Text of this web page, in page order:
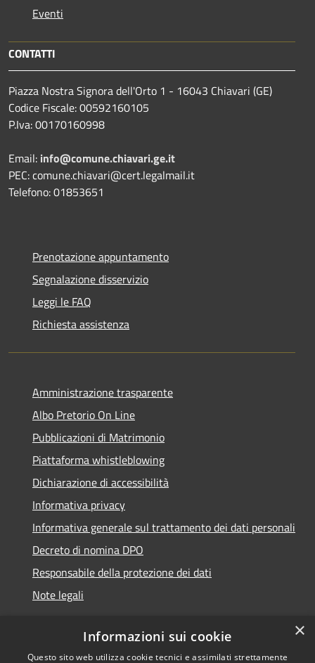
Eventi
CONTATTI
Piazza Nostra Signora dell'Orto 1 - 16043 Chiavari (GE)
Codice Fiscale: 00592160105
P.Iva: 00170160998
Email: info@comune.chiavari.ge.it
PEC: comune.chiavari@cert.legalmail.it
Telefono: 01853651
Prenotazione appuntamento
Segnalazione disservizio
Leggi le FAQ
Richiesta assistenza
Amministrazione trasparente
Albo Pretorio On Line
Pubblicazioni di Matrimonio
Piattaforma whistleblowing
Dichiarazione di accessibilità
Informativa privacy
Informativa generale sul trattamento dei dati personali
Decreto di nomina DPO
Responsabile della protezione dei dati
Note legali
×
Informazioni sui cookie
Questo sito web utilizza cookie tecnici e assimilati strettamente